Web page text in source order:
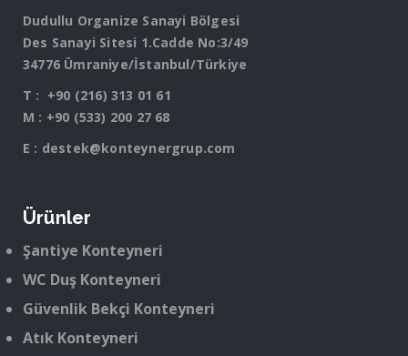
Dudullu Organize Sanayi Bölgesi
Des Sanayi Sitesi 1.Cadde No:3/49
34776 Ümraniye/İstanbul/Türkiye
T : +90 (216) 313 01 61
M : +90 (533) 200 27 68
E : destek@konteynergrup.com
Ürünler
Şantiye Konteyneri
WC Duş Konteyneri
Güvenlik Bekçi Konteyneri
Atık Konteyneri